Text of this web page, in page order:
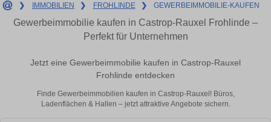
❯ IMMOBILIEN ❯ FROHLINDE ❯ GEWERBEIMMOBILIE-KAUFEN
Gewerbeimmobilie kaufen in Castrop-Rauxel Frohlinde –
Perfekt für Unternehmen
Jetzt eine Gewerbeimmobilie kaufen in Castrop-Rauxel
Frohlinde entdecken
Finde Gewerbeimmobilien kaufen in Castrop-Rauxel! Büros,
Ladenflächen & Hallen – jetzt attraktive Angebote sichern.